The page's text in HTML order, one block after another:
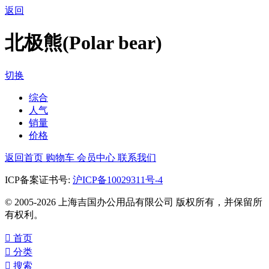
返回
北极熊(Polar bear)
切换
综合
人气
销量
价格
返回首页 购物车 会员中心 联系我们
ICP备案证书号: 沪ICP备10029311号-4
© 2005-2026 上海吉国办公用品有限公司 版权所有，并保留所
有权利。
 首页
 分类
 搜索